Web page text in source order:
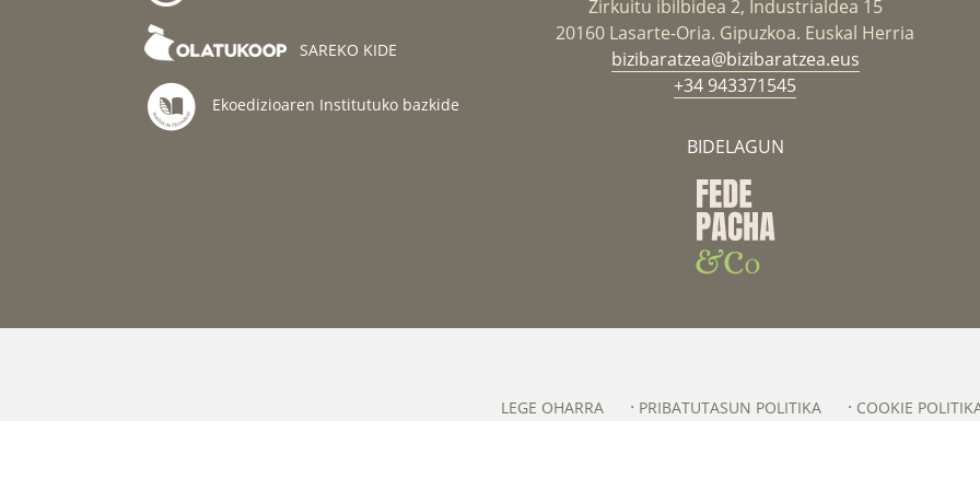
SAREKO KIDE
Ekoedizioaren Institutuko bazkide
Zirkuitu ibilbidea 2, Industrialdea 15
20160 Lasarte-Oria. Gipuzkoa. Euskal Herria
bizibaratzea@bizibaratzea.eus
+34 943371545
BIDELAGUN
LEGE OHARRA PRIBATUTASUN POLITIKA COOKIE